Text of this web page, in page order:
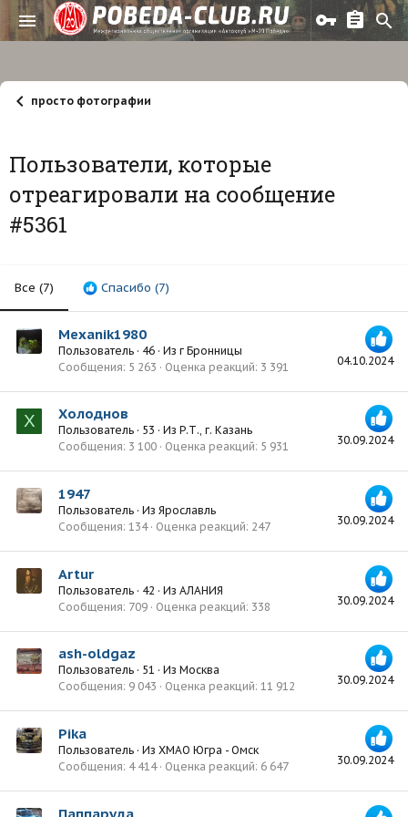
просто фотографии
Пользователи, которые
отреагировали на сообщение
#5361
Все (7) Спасибо (7)
04.10.2024
Mexanik1980
Пользователь · 46 · Из г Бронницы
Сообщения 5 263 Оценка реакций 3 391
Х
30.09.2024
Холоднов
Пользователь · 53 · Из Р.Т., г. Казань
Сообщения 3 100 Оценка реакций 5 931
30.09.2024
1947
Пользователь · Из Ярославль
Сообщения 134 Оценка реакций 247
30.09.2024
Artur
Пользователь · 42 · Из АЛАНИЯ
Сообщения 709 Оценка реакций 338
30.09.2024
ash-oldgaz
Пользователь · 51 · Из Москва
Сообщения 9 043 Оценка реакций 11 912
30.09.2024
Pika
Пользователь · Из ХМАО Югра - Омск
Сообщения 4 414 Оценка реакций 6 647